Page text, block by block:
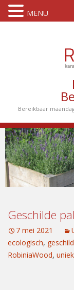
Bereikbaar
Geschilde
7 mei 2021
ecologisch,
RobiniaWood,
MENU